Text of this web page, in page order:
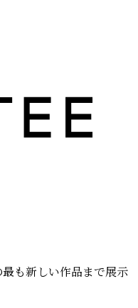
も新しい作品まで展示